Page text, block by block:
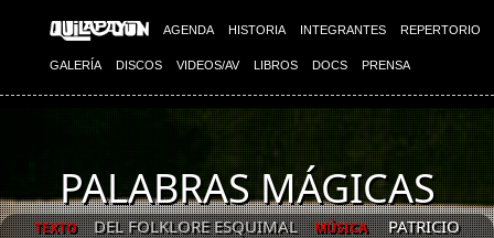
AGENDA HISTORIA INTEGRANTES REPERTORIO
GALERÍA DISCOS VIDEOS/AV LIBROS DOCS PRENSA
PALABRAS MÁGICAS
TEXTO DEL FOLKLORE ESQUIMAL MÚSICA
PATRICIO